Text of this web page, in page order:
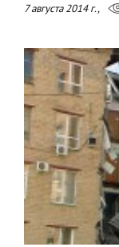
7 августа 2014 г.,